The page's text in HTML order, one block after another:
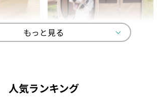
もっと見る
人気ランキング